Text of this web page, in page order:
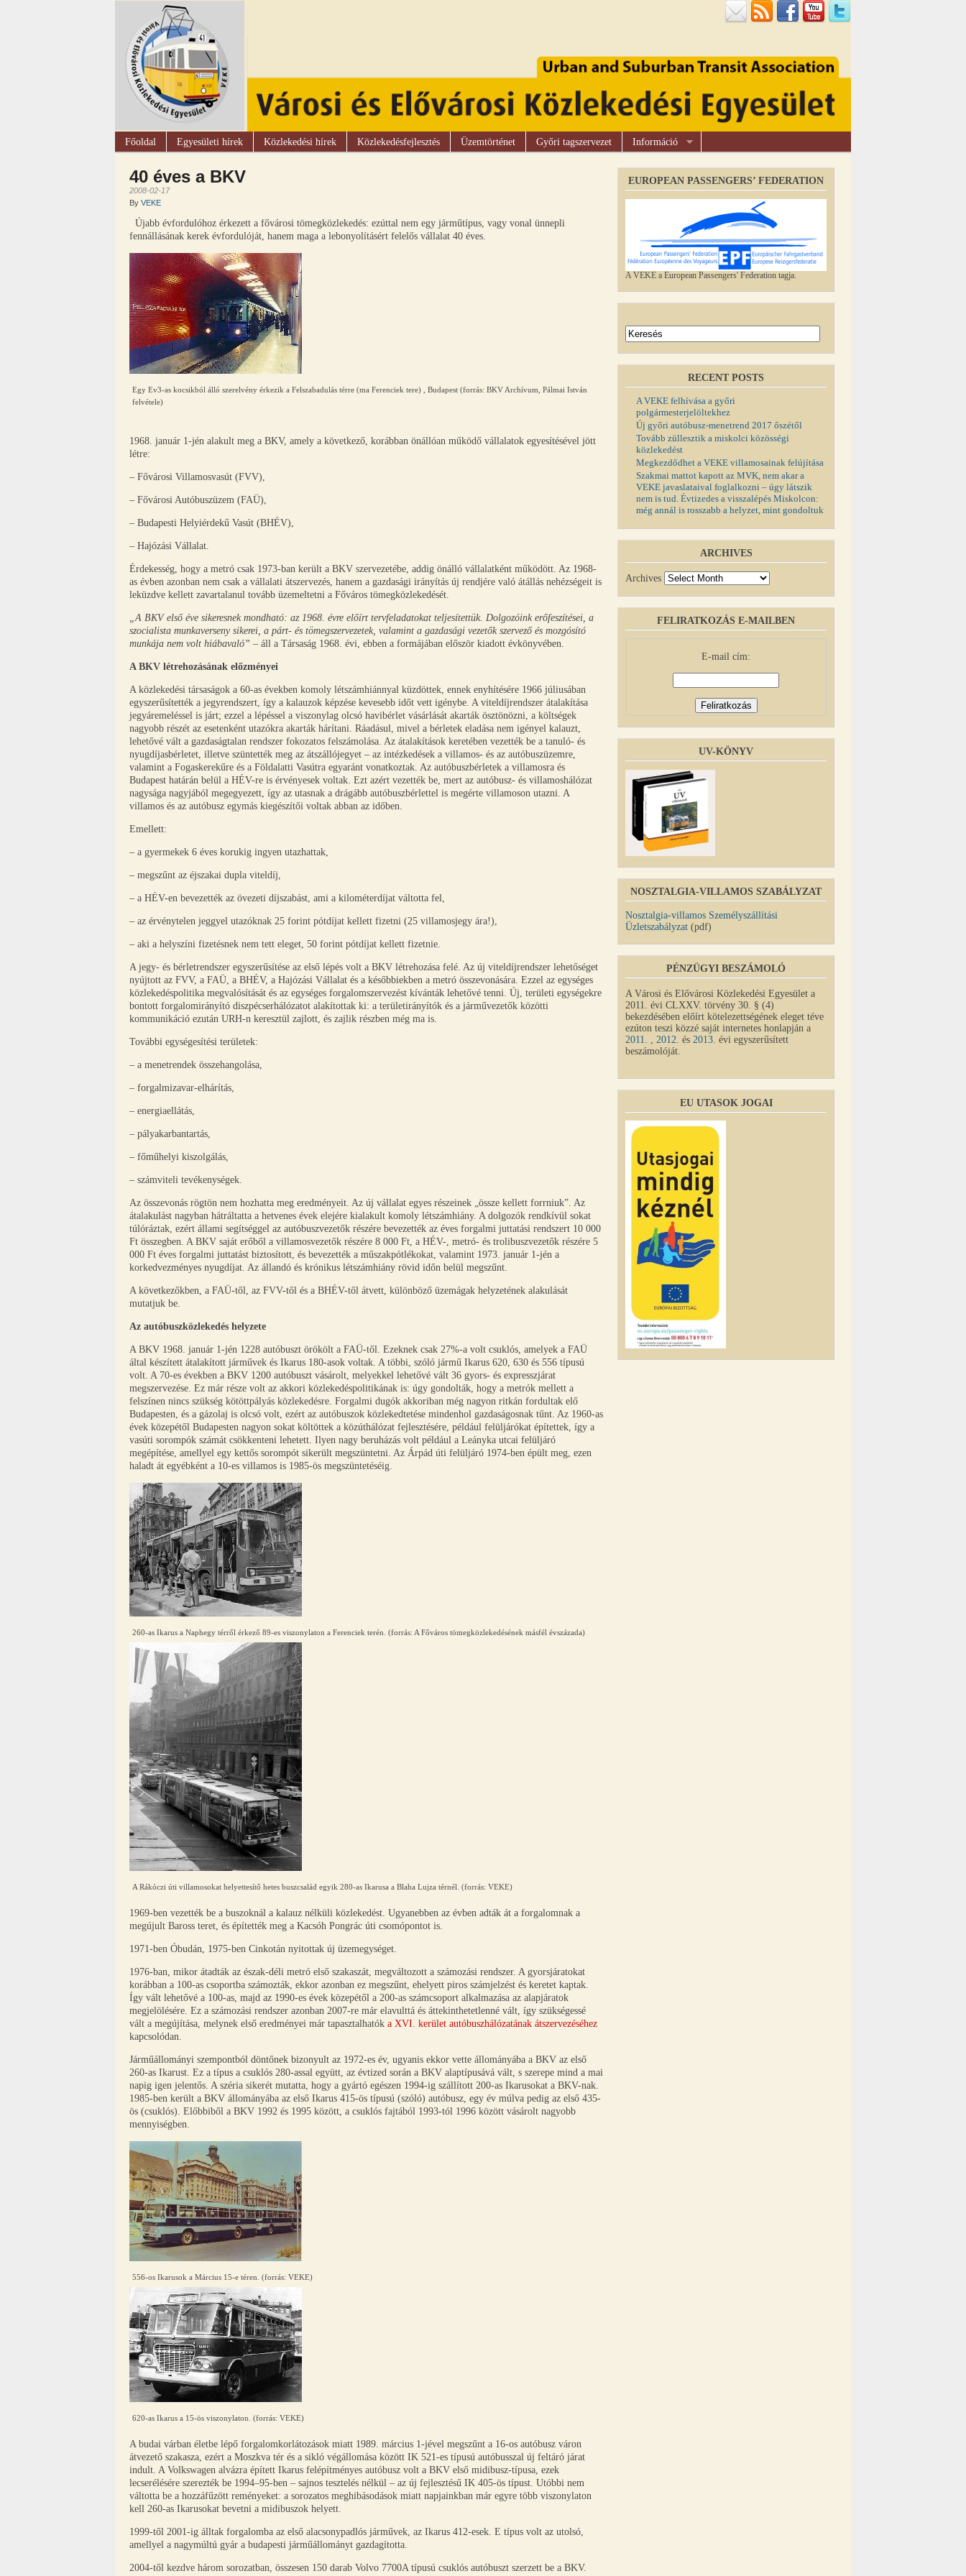
Főoldal Egyesületi hírek Közlekedési hírek Közlekedésfejlesztés Üzemtörténet Győri tagszervezet Információ
40 éves a BKV
2008-02-17
By VEKE
Újabb évfordulóhoz érkezett a fővárosi tömegközlekedés: ezúttal nem egy járműtípus, vagy vonal ünnepli
fennállásának kerek évfordulóját, hanem maga a lebonyolításért felelős vállalat 40 éves.
Egy Ev3-as kocsikból álló szerelvény érkezik a Felszabadulás térre (ma Ferenciek tere) , Budapest (forrás: BKV Archívum, Pálmai István
felvétele)
1968. január 1-jén alakult meg a BKV, amely a következő, korábban önállóan működő vállalatok egyesítésével jött
létre:
– Fővárosi Villamosvasút (FVV),
– Fővárosi Autóbuszüzem (FAÜ),
– Budapesti Helyiérdekű Vasút (BHÉV),
– Hajózási Vállalat.
Érdekesség, hogy a metró csak 1973-ban került a BKV szervezetébe, addig önálló vállalatként működött. Az 1968-
as évben azonban nem csak a vállalati átszervezés, hanem a gazdasági irányítás új rendjére való átállás nehézségeit is
leküzdve kellett zavartalanul tovább üzemeltetni a Főváros tömegközlekedését.
„A BKV első éve sikeresnek mondható: az 1968. évre előírt tervfeladatokat teljesítettük. Dolgozóink erőfeszítései, a
szocialista munkaverseny sikerei, a párt- és tömegszervezetek, valamint a gazdasági vezetők szervező és mozgósító
munkája nem volt hiábavaló” – áll a Társaság 1968. évi, ebben a formájában először kiadott évkönyvében.
A BKV létrehozásának előzményei
A közlekedési társaságok a 60-as években komoly létszámhiánnyal küzdöttek, ennek enyhítésére 1966 júliusában
egyszerűsítették a jegyrendszert, így a kalauzok képzése kevesebb időt vett igénybe. A viteldíjrendszer átalakítása
jegyáremeléssel is járt; ezzel a lépéssel a viszonylag olcsó havibérlet vásárlását akarták ösztönözni, a költségek
nagyobb részét az esetenként utazókra akarták hárítani. Ráadásul, mivel a bérletek eladása nem igényel kalauzt,
lehetővé vált a gazdaságtalan rendszer fokozatos felszámolása. Az átalakítások keretében vezették be a tanuló- és
nyugdíjasbérletet, illetve szüntették meg az átszállójegyet – az intézkedések a villamos- és az autóbuszüzemre,
valamint a Fogaskerekűre és a Földalatti Vasútra egyaránt vonatkoztak. Az autóbuszbérletek a villamosra és
Budapest határán belül a HÉV-re is érvényesek voltak. Ezt azért vezették be, mert az autóbusz- és villamoshálózat
nagysága nagyjából megegyezett, így az utasnak a drágább autóbuszbérlettel is megérte villamoson utazni. A
villamos és az autóbusz egymás kiegészítői voltak abban az időben.
Emellett:
– a gyermekek 6 éves korukig ingyen utazhattak,
– megszűnt az éjszakai dupla viteldíj,
– a HÉV-en bevezették az övezeti díjszabást, ami a kilométerdíjat váltotta fel,
– az érvénytelen jeggyel utazóknak 25 forint pótdíjat kellett fizetni (25 villamosjegy ára!),
– aki a helyszíni fizetésnek nem tett eleget, 50 forint pótdíjat kellett fizetnie.
A jegy- és bérletrendszer egyszerűsítése az első lépés volt a BKV létrehozása felé. Az új viteldíjrendszer lehetőséget
nyújtott az FVV, a FAÜ, a BHÉV, a Hajózási Vállalat és a későbbiekben a metró összevonására. Ezzel az egységes
közlekedéspolitika megvalósítását és az egységes forgalomszervezést kívánták lehetővé tenni. Új, területi egységekre
bontott forgalomirányító diszpécserhálózatot alakítottak ki: a területirányítók és a járművezetők közötti
kommunikáció ezután URH-n keresztül zajlott, és zajlik részben még ma is.
További egységesítési területek:
– a menetrendek összehangolása,
– forgalmizavar-elhárítás,
– energiaellátás,
– pályakarbantartás,
– főműhelyi kiszolgálás,
– számviteli tevékenységek.
Az összevonás rögtön nem hozhatta meg eredményeit. Az új vállalat egyes részeinek „össze kellett forrniuk”. Az
átalakulást nagyban hátráltatta a hetvenes évek elejére kialakult komoly létszámhiány. A dolgozók rendkívül sokat
túlóráztak, ezért állami segítséggel az autóbuszvezetők részére bevezették az éves forgalmi juttatási rendszert 10 000
Ft összegben. A BKV saját erőből a villamosvezetők részére 8 000 Ft, a HÉV-, metró- és trolibuszvezetők részére 5
000 Ft éves forgalmi juttatást biztosított, és bevezették a műszakpótlékokat, valamint 1973. január 1-jén a
korkedvezményes nyugdíjat. Az állandó és krónikus létszámhiány rövid időn belül megszűnt.
A következőkben, a FAÜ-től, az FVV-től és a BHÉV-től átvett, különböző üzemágak helyzetének alakulását
mutatjuk be.
Az autóbuszközlekedés helyzete
A BKV 1968. január 1-jén 1228 autóbuszt örökölt a FAÜ-től. Ezeknek csak 27%-a volt csuklós, amelyek a FAÜ
által készített átalakított járművek és Ikarus 180-asok voltak. A többi, szóló jármű Ikarus 620, 630 és 556 típusú
volt. A 70-es években a BKV 1200 autóbuszt vásárolt, melyekkel lehetővé vált 36 gyors- és expresszjárat
megszervezése. Ez már része volt az akkori közlekedéspolitikának is: úgy gondolták, hogy a metrók mellett a
felszínen nincs szükség kötöttpályás közlekedésre. Forgalmi dugók akkoriban még nagyon ritkán fordultak elő
Budapesten, és a gázolaj is olcsó volt, ezért az autóbuszok közlekedtetése mindenhol gazdaságosnak tűnt. Az 1960-as
évek közepétől Budapesten nagyon sokat költöttek a közúthálózat fejlesztésére, például felüljárókat építettek, így a
vasúti sorompók számát csökkenteni lehetett. Ilyen nagy beruházás volt például a Leányka utcai felüljáró
megépítése, amellyel egy kettős sorompót sikerült megszüntetni. Az Árpád úti felüljáró 1974-ben épült meg, ezen
haladt át egyébként a 10-es villamos is 1985-ös megszüntetéséig.
260-as Ikarus a Naphegy térről érkező 89-es viszonylaton a Ferenciek terén. (forrás: A Főváros tömegközlekedésének másfél évszázada)
A Rákóczi úti villamosokat helyettesítő hetes buszcsalád egyik 280-as Ikarusa a Blaha Lujza térnél. (forrás: VEKE)
1969-ben vezették be a buszoknál a kalauz nélküli közlekedést. Ugyanebben az évben adták át a forgalomnak a
megújult Baross teret, és építették meg a Kacsóh Pongrác úti csomópontot is.
1971-ben Óbudán, 1975-ben Cinkotán nyitottak új üzemegységet.
1976-ban, mikor átadták az észak-déli metró első szakaszát, megváltozott a számozási rendszer. A gyorsjáratokat
korábban a 100-as csoportba számozták, ekkor azonban ez megszűnt, ehelyett piros számjelzést és keretet kaptak.
Így vált lehetővé a 100-as, majd az 1990-es évek közepétől a 200-as számcsoport alkalmazása az alapjáratok
megjelölésére. Ez a számozási rendszer azonban 2007-re már elavulttá és áttekinthetetlenné vált, így szükségessé
vált a megújítása, melynek első eredményei már tapasztalhatók a XVI. kerület autóbuszhálózatának átszervezéséhez
kapcsolódan.
Járműállományi szempontból döntőnek bizonyult az 1972-es év, ugyanis ekkor vette állományába a BKV az első
260-as Ikarust. Ez a típus a csuklós 280-assal együtt, az évtized során a BKV alaptípusává vált, s szerepe mind a mai
napig igen jelentős. A széria sikerét mutatta, hogy a gyártó egészen 1994-ig szállított 200-as Ikarusokat a BKV-nak.
1985-ben került a BKV állományába az első Ikarus 415-ös típusú (szóló) autóbusz, egy év múlva pedig az első 435-
ös (csuklós). Előbbiből a BKV 1992 és 1995 között, a csuklós fajtából 1993-tól 1996 között vásárolt nagyobb
mennyiségben.
556-os Ikarusok a Március 15-e téren. (forrás: VEKE)
620-as Ikarus a 15-ös viszonylaton. (forrás: VEKE)
A budai várban életbe lépő forgalomkorlátozások miatt 1989. március 1-jével megszűnt a 16-os autóbusz váron
átvezető szakasza, ezért a Moszkva tér és a sikló végállomása között IK 521-es típusú autóbusszal új feltáró járat
indult. A Volkswagen alvázra épített Ikarus felépítményes autóbusz volt a BKV első midibusz-típusa, ezek
lecserélésére szerezték be 1994–95-ben – sajnos tesztelés nélkül – az új fejlesztésű IK 405-ös típust. Utóbbi nem
váltotta be a hozzáfűzött reményeket: a sorozatos meghibásodások miatt napjainkban már egyre több viszonylaton
kell 260-as Ikarusokat bevetni a midibuszok helyett.
1999-től 2001-ig álltak forgalomba az első alacsonypadlós járművek, az Ikarus 412-esek. E típus volt az utolsó,
amellyel a nagymúltú gyár a budapesti járműállományt gazdagította.
2004-től kezdve három sorozatban, összesen 150 darab Volvo 7700A típusú csuklós autóbuszt szerzett be a BKV.
EUROPEAN PASSENGERS’ FEDERATION
A VEKE a European Passengers' Federation tagja.
RECENT POSTS
A VEKE felhívása a győri
polgármesterjelöltekhez
Új győri autóbusz-menetrend 2017 őszétől
Tovább züllesztik a miskolci közösségi
közlekedést
Megkezdődhet a VEKE villamosainak felújítása
Szakmai mattot kapott az MVK, nem akar a
VEKE javaslataival foglalkozni – úgy látszik
nem is tud. Évtizedes a visszalépés Miskolcon:
még annál is rosszabb a helyzet, mint gondoltuk
ARCHIVES
Archives
FELIRATKOZÁS E-MAILBEN
E-mail cím:
UV-KÖNYV
NOSZTALGIA-VILLAMOS SZABÁLYZAT
Nosztalgia-villamos Személyszállítási
Üzletszabályzat (pdf)
PÉNZÜGYI BESZÁMOLÓ
A Városi és Elővárosi Közlekedési Egyesület a
2011. évi CLXXV. törvény 30. § (4)
bekezdésében előírt kötelezettségének eleget téve
ezúton teszi közzé saját internetes honlapján a
2011.
2012. és 2013. évi egyszerűsített
beszámolóját.
EU UTASOK JOGAI